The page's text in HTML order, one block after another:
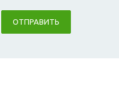
ОТПРАВИТЬ